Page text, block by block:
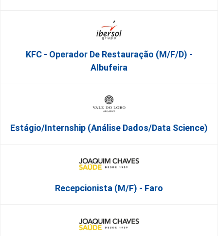
KFC - Operador De Restauração (m/f/d) -
Albufeira
Estágio/Internship (Análise Dados/Data Science)
Recepcionista (M/F) - Faro